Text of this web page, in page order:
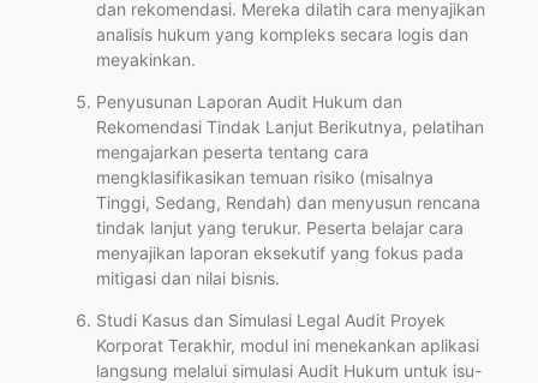
dan rekomendasi. Mereka dilatih cara menyajikan
analisis hukum yang kompleks secara logis dan
meyakinkan.
Penyusunan Laporan Audit Hukum dan
Rekomendasi Tindak Lanjut Berikutnya, pelatihan
mengajarkan peserta tentang cara
mengklasifikasikan temuan risiko (misalnya
Tinggi, Sedang, Rendah) dan menyusun rencana
tindak lanjut yang terukur. Peserta belajar cara
menyajikan laporan eksekutif yang fokus pada
mitigasi dan nilai bisnis.
Studi Kasus dan Simulasi Legal Audit Proyek
Korporat Terakhir, modul ini menekankan aplikasi
langsung melalui simulasi Audit Hukum untuk isu-